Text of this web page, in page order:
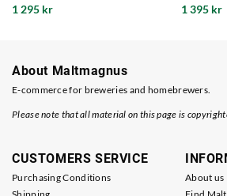
1 295 kr 1 395 kr
About Maltmagnus
E-commerce for breweries and homebrewers.
Please note that all material on this page is
CUSTOMERS SERVICE
Purchasing Conditions
About us